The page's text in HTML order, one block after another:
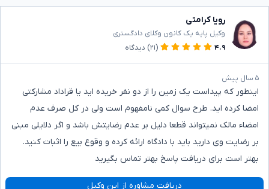
رویا کرامتی
وکیل پایه یک کانون وکلای دادگستری
۴.۹
(۲۱) دیدگاه
۵ سال پیش
اینطور که پیداست یک زمین را از دو نفر خریده اید یا قراداد مشارکتی
امضا کرده اید. طرح سوال کمی نامفهوم است ولی در کل صرف عدم
امضاء مالک نمیتواند قطعا دلیل بر عدم رضایتش باشد و اگر دلایلی مبنی
بر رضایت وی دارید باید با دادگاه ارائه کرده و وقوع بیع را اثبات کنید.
بهتر است برای دریافت پاسخ بهتر تماس بگیرید
دریافت مشاوره از این وکیل